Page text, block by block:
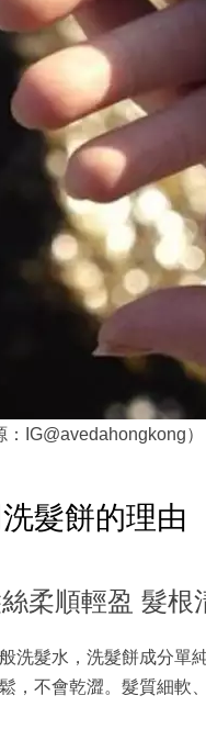
：IG@avedahongkong）
髮餅的理由
柔順輕盈 髮根
洗髮水，洗髮餅成分單
，不會乾澀。髮質細軟